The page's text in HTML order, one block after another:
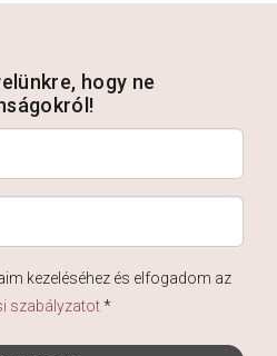
hogy ne
kezeléséhez és elfogadom az
szabályzatot*